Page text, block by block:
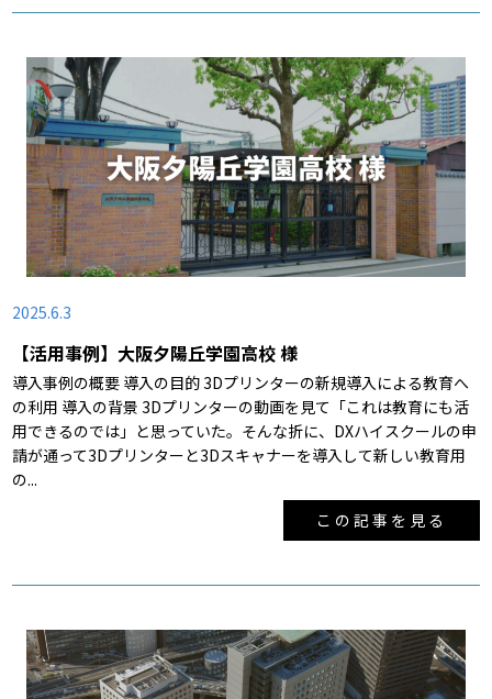
2025.6.3
【活用事例】大阪夕陽丘学園高校 様
導入事例の概要 導入の目的 3Dプリンターの新規導入による教育へ
の利用 導入の背景 3Dプリンターの動画を見て「これは教育にも活
用できるのでは」と思っていた。そんな折に、DXハイスクールの申
請が通って3Dプリンターと3Dスキャナーを導入して新しい教育用
の...
この記事を見る